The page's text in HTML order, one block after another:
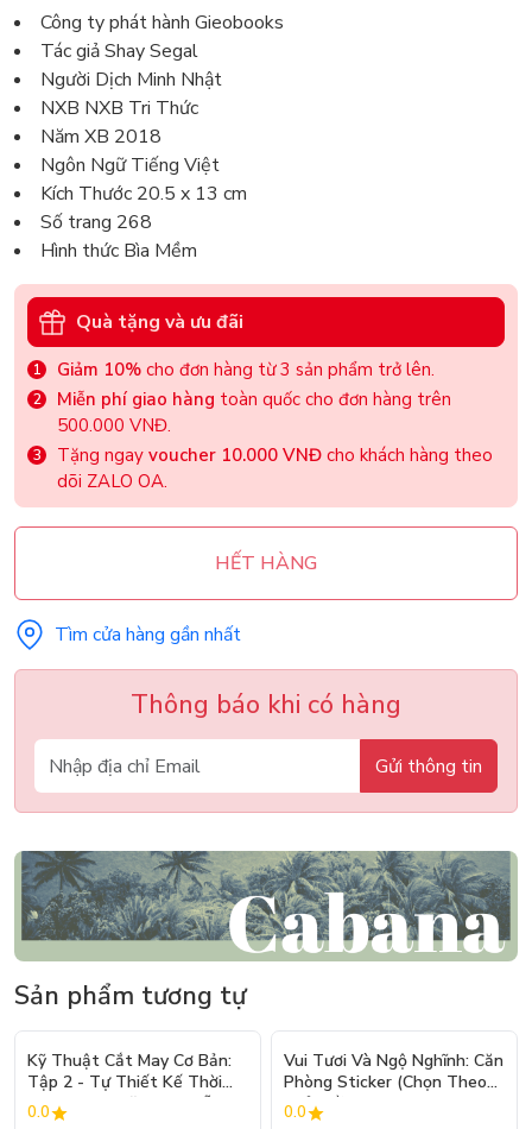
Công ty phát hành Gieobooks
Tác giả Shay Segal
Người Dịch Minh Nhật
NXB NXB Tri Thức
Năm XB 2018
Ngôn Ngữ Tiếng Việt
Kích Thước 20.5 x 13 cm
Số trang 268
Hình thức Bìa Mềm
Quà tặng và ưu đãi
Giảm 10% cho đơn hàng từ 3 sản phẩm trở lên.
Miễn phí giao hàng toàn quốc cho đơn hàng trên
500.000 VNĐ.
Tặng ngay voucher 10.000 VNĐ cho khách hàng theo
dõi ZALO OA.
HẾT HÀNG
Tìm cửa hàng gần nhất
Thông báo khi có hàng
Gửi thông tin
Sản phẩm tương tự
- 10%
Kỹ Thuật Cắt May Cơ Bản:
Tập 2 - Tự Thiết Kế Thời
Trang Nam Nữ - Tạo Mẫu
0.0
Vui Tươi Và Ngộ Nghĩnh: Căn
Phòng Sticker (Chọn Theo
Chủ Đề) - Hơn 250 Sticker
0.0